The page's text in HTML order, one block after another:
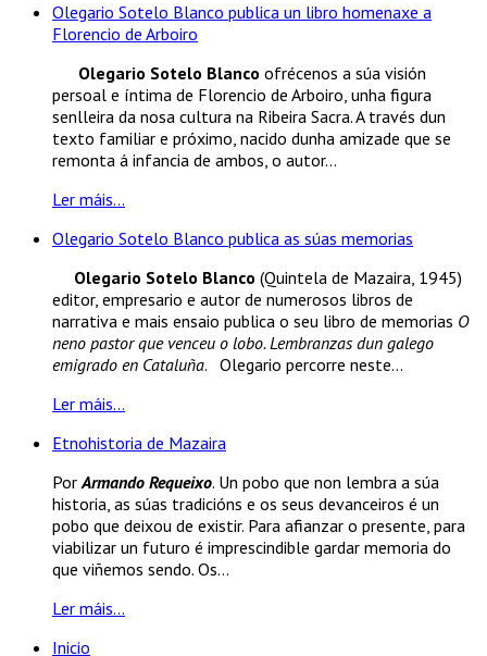
Olegario Sotelo Blanco publica un libro homenaxe a
Florencio de Arboiro
Olegario Sotelo Blanco ofrécenos a súa visión
persoal e íntima de Florencio de Arboiro, unha figura
senlleira da nosa cultura na Ribeira Sacra. A través dun
texto familiar e próximo, nacido dunha amizade que se
remonta á infancia de ambos, o autor...
Ler máis...
Olegario Sotelo Blanco publica as súas memorias
Olegario Sotelo Blanco (Quintela de Mazaira, 1945)
editor, empresario e autor de numerosos libros de
narrativa e mais ensaio publica o seu libro de memorias O
neno pastor que venceu o lobo. Lembranzas dun galego
emigrado en Cataluña. Olegario percorre neste...
Ler máis...
Etnohistoria de Mazaira
PorArmando Requeixo. Un pobo que non lembra a súa
historia, as súas tradicións e os seus devanceiros é un
pobo que deixou de existir. Para afianzar o presente, para
viabilizar un futuro é imprescindible gardar memoria do
que viñemos sendo. Os...
Ler máis...
Inicio